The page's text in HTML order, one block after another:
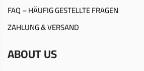
FAQ – HÄUFIG GESTELLTE FRAGEN
ZAHLUNG & VERSAND
ABOUT US